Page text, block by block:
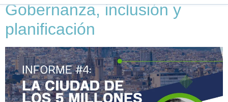
Gobernanza, inclusión y
planificación